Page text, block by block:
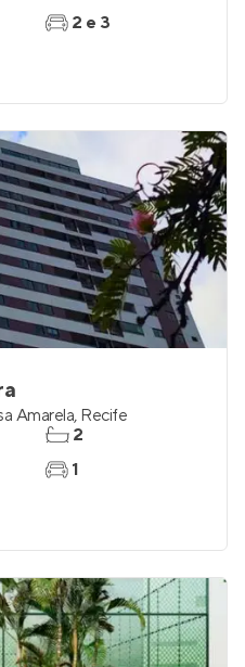
2 e 3
Amarela, Recife
2
1